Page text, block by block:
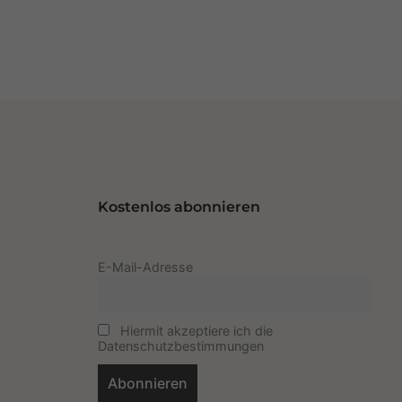
Kostenlos abonnieren
E-Mail-Adresse
Hiermit akzeptiere ich die
Datenschutzbestimmungen